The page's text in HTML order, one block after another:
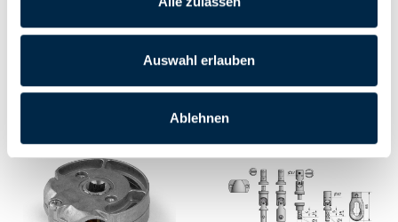
Auswahl erlauben
Ablehnen
Spannfeder Wellenkappen zu Markisen
Screen-Systeme